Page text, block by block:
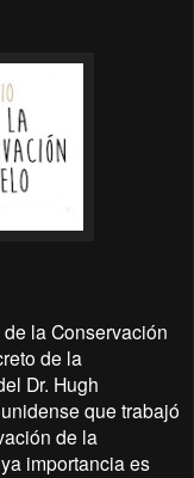
la Conservación
de la
Dr. Hugh
que trabajó
de la
importancia es